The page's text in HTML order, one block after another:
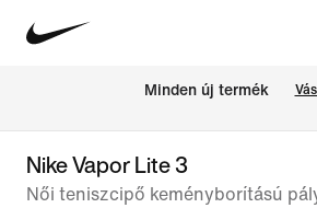
Minden új termék
Nike Vapor Lite 3
Női teniszcipő keményborítású